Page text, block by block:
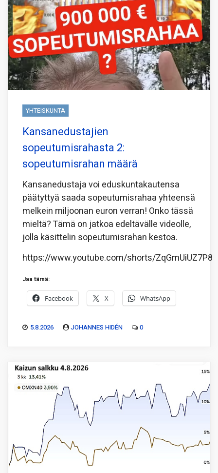
YHTEISKUNTA
Kansanedustajien
sopeutumisrahasta 2:
sopeutumisrahan määrä
Kansanedustaja voi eduskuntakautensa
päätyttyä saada sopeutumisrahaa yhteensä
melkein miljoonan euron verran! Onko tässä
mieltä? Tämä on jatkoa edeltävälle videolle,
jolla käsittelin sopeutumisrahan kestoa.
https://www.youtube.com/shorts/ZqGmUiUZ7P8
Jaa tämä:
Facebook X WhatsApp
5.8.2026 JOHANNES HIDÉN 0